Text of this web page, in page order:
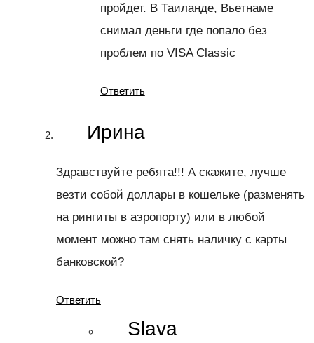
пройдет. В Таиланде, Вьетнаме
снимал деньги где попало без
проблем по VISA Classic
Ответить
Ирина
Здравствуйте ребята!!! А скажите, лучше
везти собой доллары в кошельке (разменять
на рингиты в аэропорту) или в любой
момент можно там снять наличку с карты
банковской?
Ответить
Slava